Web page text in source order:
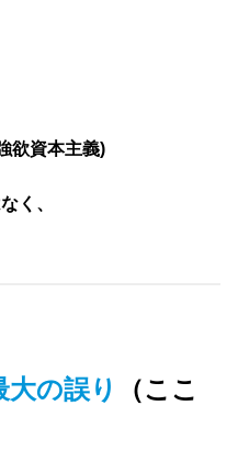
欲資本主義)
く、
大の誤り
（ここ